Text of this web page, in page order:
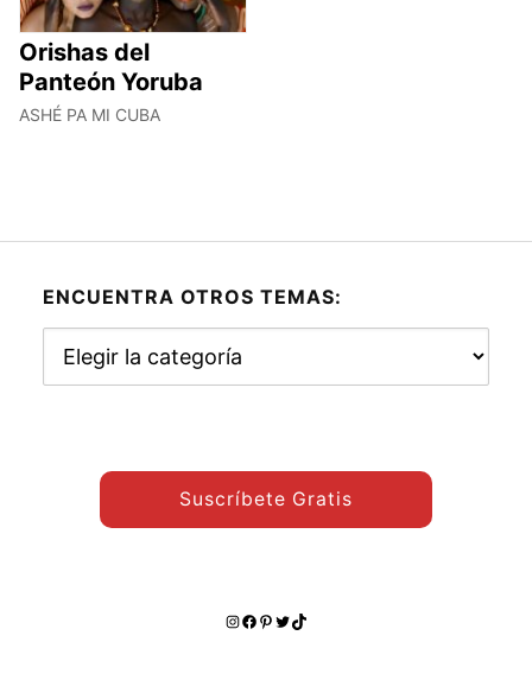
Orishas del
Panteón Yoruba
ASHÉ PA MI CUBA
ENCUENTRA OTROS TEMAS:
otros
Suscríbete Gratis
Instagram
Facebook
Pinterest
Twitter
TikTok